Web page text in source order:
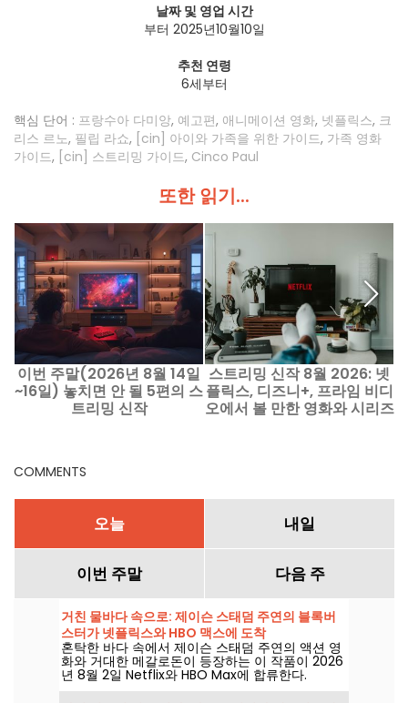
날짜 및 영업 시간
부터 2025년10월10일
추천 연령
6세부터
핵심 단어 : 프랑수아 다미앙, 예고편, 애니메이션 영화, 넷플릭스, 크
리스 르노, 필립 라쇼, [cin] 아이와 가족을 위한 가이드, 가족 영화
가이드, [cin] 스트리밍 가이드, Cinco Paul
또한 읽기...
이번 주말(2026년 8월 14일
~16일) 놓치면 안 될 5편의 스
트리밍 신작
스트리밍 신작 8월 2026: 넷
플릭스, 디즈니+, 프라임 비디
오에서 볼 만한 영화와 시리즈
COMMENTS
오늘 내일
이번 주말 다음 주
거친 물바다 속으로: 제이슨 스태덤 주연의 블록버
스터가 넷플릭스와 HBO 맥스에 도착
혼탁한 바다 속에서 제이슨 스태덤 주연의 액션 영
화와 거대한 메갈로돈이 등장하는 이 작품이 2026
년 8월 2일 Netflix와 HBO Max에 합류한다.